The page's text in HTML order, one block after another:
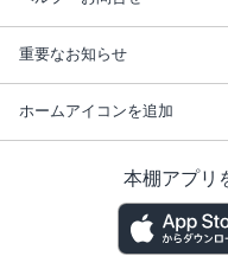
重要なお知らせ
ホームアイコンを追加
本棚アプリ